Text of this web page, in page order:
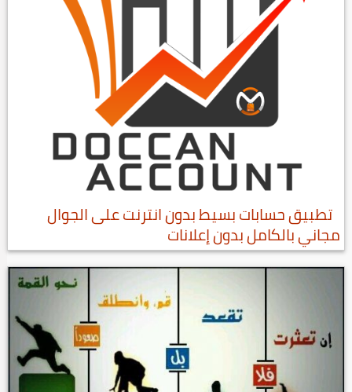
تطبيق حسابات بسيط بدون انترنت على الجوال
مجاني بالكامل بدون إعلانات